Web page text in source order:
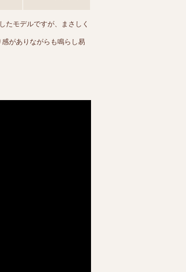
たモデルですが、まさしく
がありながらも鳴らし易